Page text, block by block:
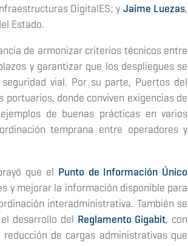
DigitalES; y Jaime Luezas,
Estado.
de armonizar criterios técnicos entre
y garantizar que los despliegues se
vial. Por su parte, Puertos del
donde conviven exigencias de
de buenas prácticas en varios
temprana entre operadores y
que el Punto de Información Único
y mejorar la información disponible para
interadministrativa. También se
desarrollo del Reglamento Gigabit, con
de cargas administrativas que